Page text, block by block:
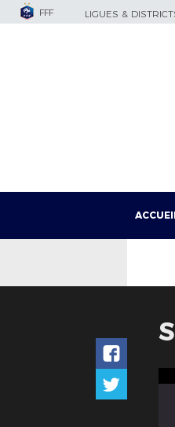
FFF LIGUES &